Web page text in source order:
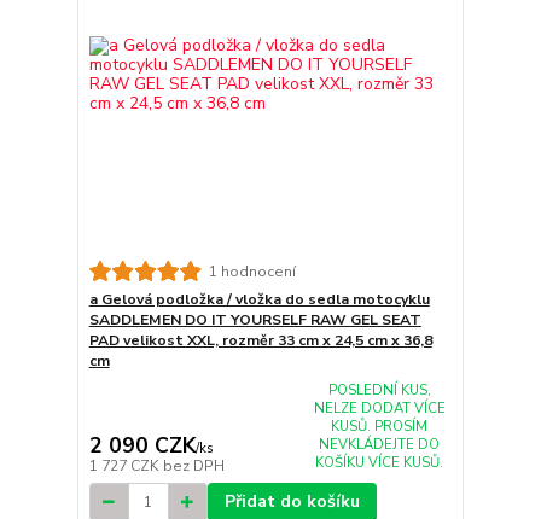
1 hodnocení
a Gelová podložka / vložka do sedla motocyklu
SADDLEMEN DO IT YOURSELF RAW GEL SEAT
PAD velikost XXL, rozměr 33 cm x 24,5 cm x 36,8
cm
2 090 CZK/ks
1 727 CZK bez DPH
POSLEDNÍ KUS,
NELZE DODAT VÍCE
KUSŮ. PROSÍM
NEVKLÁDEJTE DO
KOŠÍKU VÍCE KUSŮ.
Přidat do košíku